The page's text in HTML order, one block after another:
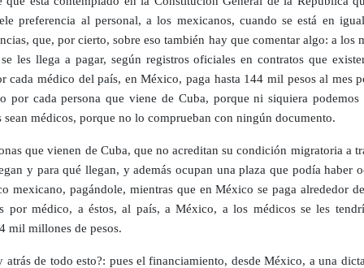
preferencia al personal, a los mexicanos, cuando se está en
que, por cierto, sobre eso también hay que comentar algo: a los
les llega a pagar, según registros oficiales en contratos que
cada médico del país, en México, paga hasta 144 mil pesos al mes
por cada persona que viene de Cuba, porque ni siquiera podemos
sean médicos, porque no lo comprueban con ningún documento.
que vienen de Cuba, que no acreditan su condición migratoria a
y para qué llegan, y además ocupan una plaza que podía haber
mexicano, pagándole, mientras que en México se paga alrededor
por médico, a éstos, al país, a México, a los médicos se les
mil millones de pesos.
atrás de todo esto?: pues el financiamiento, desde México, a una